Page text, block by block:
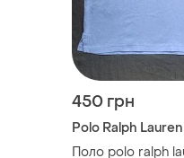
450 грн
Polo Ralph Lauren
Поло polo ralph